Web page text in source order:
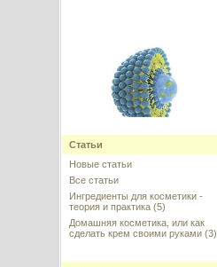
Статьи
Новые статьи
Все статьи
Ингредиенты для косметики -
теория и практика(5)
Домашняя косметика, или как
сделать крем своими руками(3)